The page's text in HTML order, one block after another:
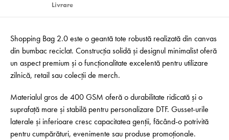
Livrare
Shopping Bag 2.0 este o geantă tote robustă realizată din canvas
din bumbac reciclat. Construcția solidă și designul minimalist oferă
un aspect premium și o funcționalitate excelentă pentru utilizare
zilnică, retail sau colecții de merch.
Materialul gros de 400 GSM oferă o durabilitate ridicată și o
suprafață mare și stabilă pentru personalizare DTF. Gusset-urile
laterale și inferioare cresc capacitatea genții, făcând-o potrivită
pentru cumpărături, evenimente sau produse promoționale.